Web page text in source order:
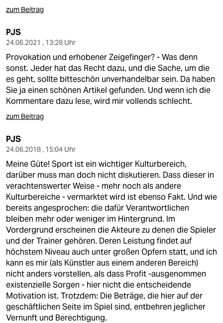
zum Beitrag
PJS
24.06.2021 , 13:28 Uhr
Provokation und erhobener Zeigefinger? - Was denn
sonst. Jeder hat das Recht dazu, und die Sache, um die
es geht, sollte bitteschön unverhandelbar sein. Da haben
Sie ja einen schönen Artikel gefunden. Und wenn ich die
Kommentare dazu lese, wird mir vollends schlecht.
zum Beitrag
PJS
24.06.2018 , 15:04 Uhr
Meine Güte! Sport ist ein wichtiger Kulturbereich,
darüber muss man doch nicht diskutieren. Dass dieser in
verachtenswerter Weise - mehr noch als andere
Kulturbereiche - vermarktet wird ist ebenso Fakt. Und wie
bereits angesprochen: die dafür Verantwortlichen
bleiben mehr oder weniger im Hintergrund. Im
Vordergrund erscheinen die Akteure zu denen die Spieler
und der Trainer gehören. Deren Leistung findet auf
höchstem Niveau auch unter großen Opfern statt, und ich
kann es mir (als Künstler aus einem anderen Bereich)
nicht anders vorstellen, als dass Profit -ausgenommen
existenzielle Sorgen - hier nicht die entscheidende
Motivation ist. Trotzdem: Die Beträge, die hier auf der
geschäftlichen Seite im Spiel sind, entbehren jeglicher
Vernunft und Berechtigung.